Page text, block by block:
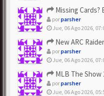
Missing Cards? Buy
porparsher
Jue, 06 Ago 2026,
New ARC Raiders
porparsher
Jue, 06 Ago 2026,
MLB The Show 26
porparsher
Jue, 06 Ago 2026,